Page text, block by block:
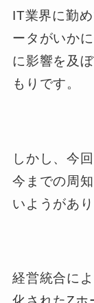
IT業界に勤
ータがいか
に影響を及
もりです。
しかし、今
今までの周
いようがあり
経営統合に